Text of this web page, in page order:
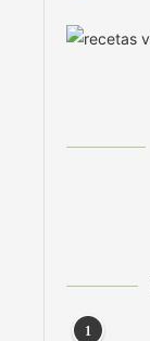
1